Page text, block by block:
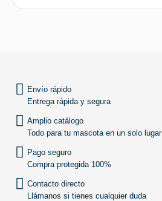
Envío rápido
Entrega rápida y segura
Amplio catálogo
Todo para tu mascota en un solo lugar
Pago seguro
Compra protegida 100%
Contacto directo
Llámanos si tienes cualquier duda